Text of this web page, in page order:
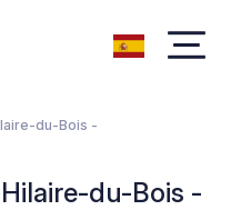
du-Bois -
du-Bois -